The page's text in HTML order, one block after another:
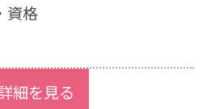
資格
細を見る